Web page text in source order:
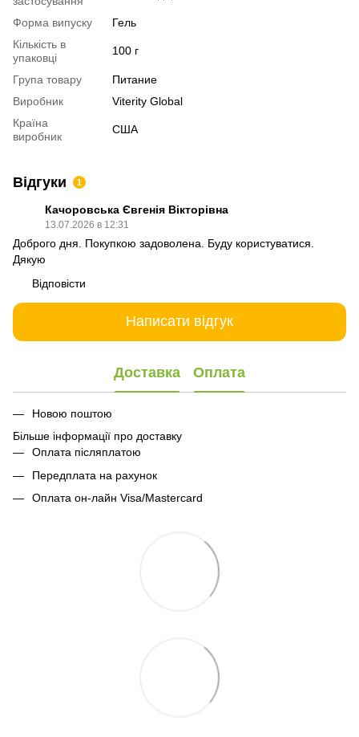
Форма випуску
Гель
Кількість в
упаковці
100 г
Група товару
Питание
Виробник
Viterity Global
Країна
виробник
США
Відгуки 1
Качоровська Євгенія Вікторівна
13.07.2026 в 12:31
Доброго дня. Покупкою задоволена. Буду користуватися.
Дякую
Відповісти
Написати відгук
Доставка Оплата
Новою поштою
Більше інформації про доставку
Оплата післяплатою
Передплата на рахунок
Оплата он-лайн Visa/Mastercard